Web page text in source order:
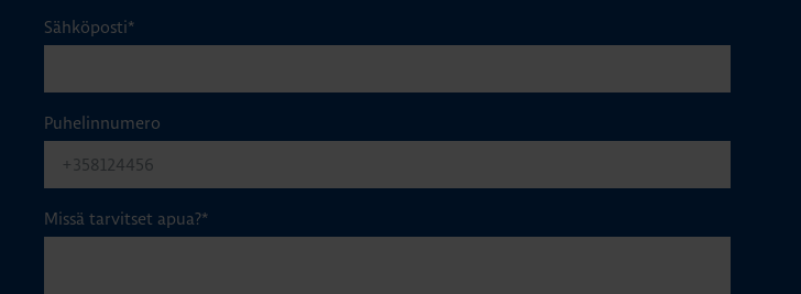
Sähköposti*
Puhelinnumero
Missä tarvitset apua?*